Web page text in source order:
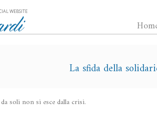
WEBSITE
La sfida della
soli non si esce dalla crisi.